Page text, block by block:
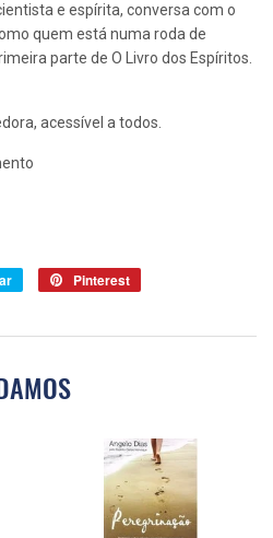
e espírita, conversa com o
quem está numa roda de
parte de O Livro dos Espíritos.
acessível a todos.
Tuitar Pinterest